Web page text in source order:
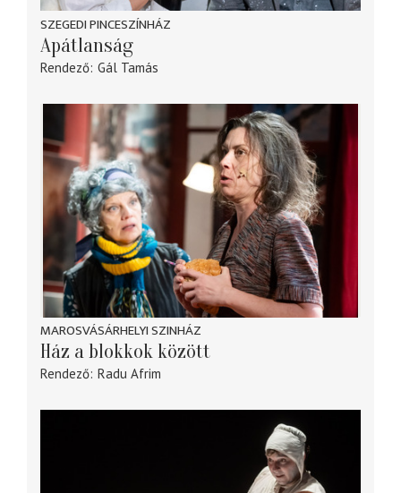
SZEGEDI PINCESZÍNHÁZ
Apátlanság
Rendező Gál Tamás
MAROSVÁSÁRHELYI SZINHÁZ
Ház a blokkok között
Rendező Radu Afrim